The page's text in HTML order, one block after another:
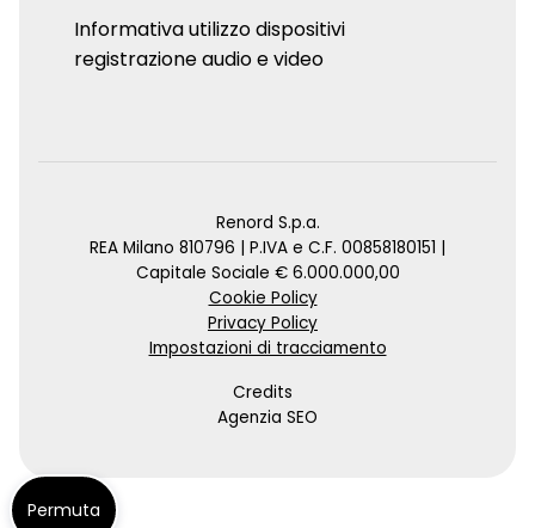
Informativa utilizzo dispositivi
registrazione audio e video
Renord S.p.a.
REA Milano 810796 | P.IVA e C.F. 00858180151 |
Capitale Sociale € 6.000.000,00
Cookie Policy
Privacy Policy
Impostazioni di tracciamento
Credits
Agenzia SEO
Permuta